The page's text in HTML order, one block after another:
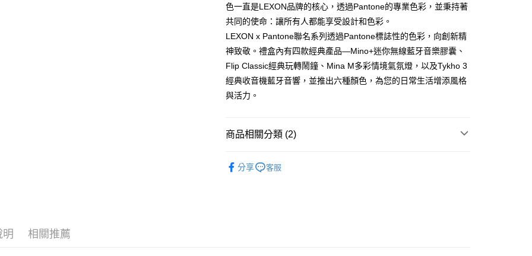
玉山商業銀行
星展（台灣）商業銀行
台新國際商業銀行
中國信託商業銀行
台灣樂天信用卡公司
聯邦商業銀行
遠東國際商業銀行
元大商業銀行
永豐商業銀行
台新國際商業銀行
中國信託商業銀行
台灣樂天信用卡公司
運送方式
黑貓宅急便
每筆NT$120，滿NT$1,000(含以上)免運費
黑貓宅配(離島)
每筆NT$250，滿NT$2,000(含以上)免運費
每筆NT$120，滿NT$1,000(含以上)免運費
色一直是LEXON品牌的核心，透過Pantone的專業色彩，並秉持著
共同的使命：讓所有人都能享受設計和色彩。
LEXON x Pantone聯名系列透過Pantone標誌性的色彩，向創新精
神致敬。禮盒內有四款經典產品—Mino+迷你無線藍牙音樂膠囊、
Flip Classic經典玩轉鬧鐘、Mina M多彩情境氣氛燈，以及Tykho 3
經典收音機藍牙音響，並推出六種顏色，為您的日常生活增添風格
與活力。
商品相關分類 (2)
分享 客服
明 相關推薦